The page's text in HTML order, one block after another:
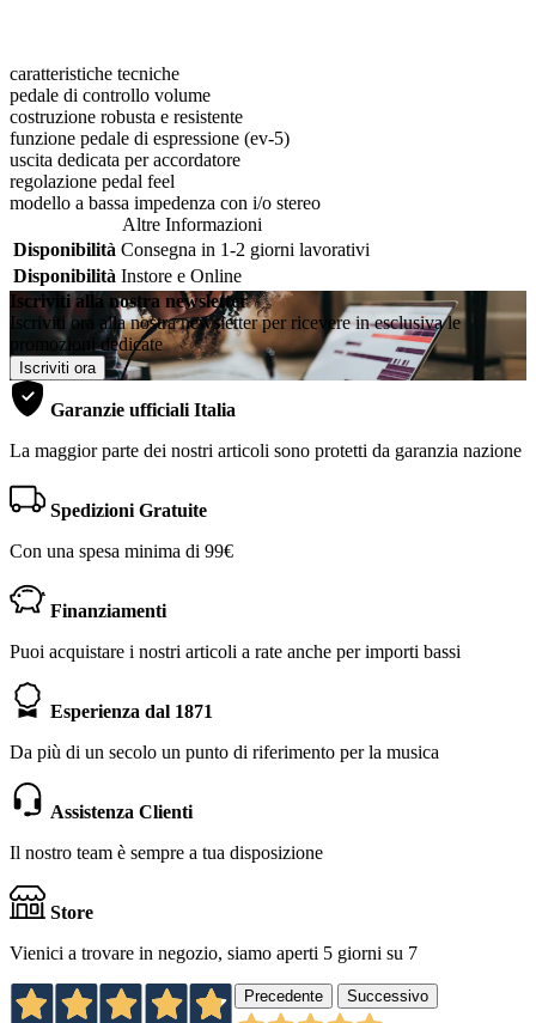
caratteristiche tecniche
pedale di controllo volume
costruzione robusta e resistente
funzione pedale di espressione (ev-5)
uscita dedicata per accordatore
regolazione pedal feel
modello a bassa impedenza con i/o stereo
Altre Informazioni
Disponibilità Consegna in 1-2 giorni lavorativi
Disponibilità Instore e Online
Iscriviti alla nostra newsletter
Iscriviti ora alla nostra newsletter per ricevere in esclusiva le
promozioni dedicate
Iscriviti ora
Garanzie ufficiali Italia
La maggior parte dei nostri articoli sono protetti da garanzia nazione
Spedizioni Gratuite
Con una spesa minima di 99€
Finanziamenti
Puoi acquistare i nostri articoli a rate anche per importi bassi
Esperienza dal 1871
Da più di un secolo un punto di riferimento per la musica
Assistenza Clienti
Il nostro team è sempre a tua disposizione
Store
Vienici a trovare in negozio, siamo aperti 5 giorni su 7
Precedente Successivo